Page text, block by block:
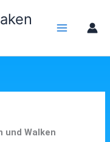
und Walken